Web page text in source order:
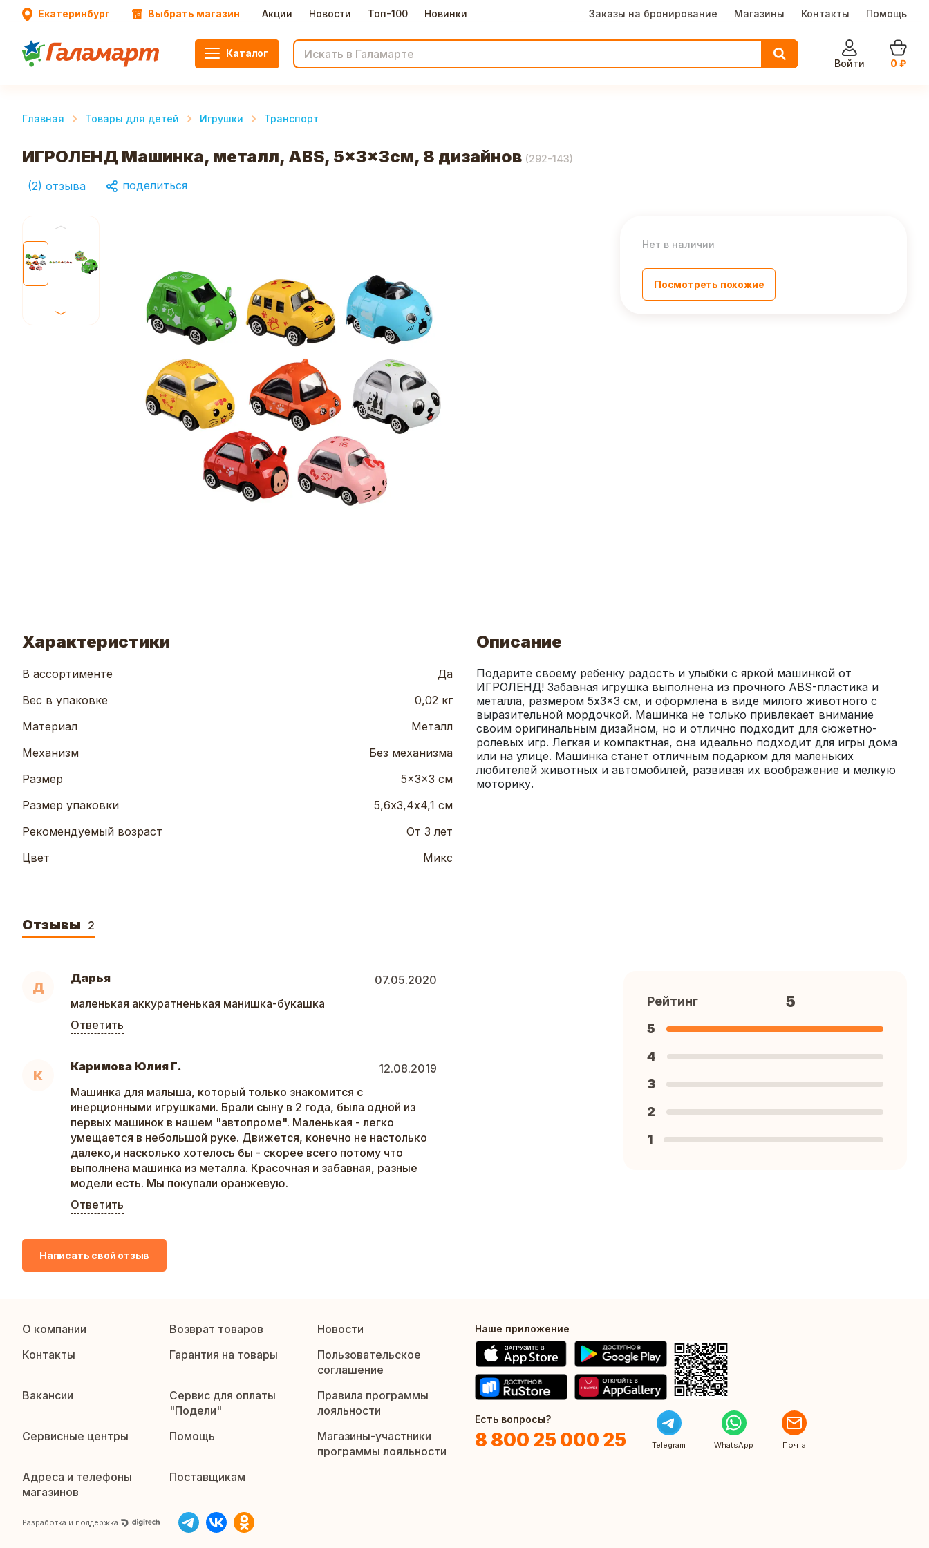
Екатеринбург Выбрать магазин Акции Новости Топ-100 Новинки Заказы на бронирование Магазины Контакты Помощь
Каталог
Войти
0 ₽
Главная Товары для детей Игрушки Транспорт
ИГРОЛЕНД Машинка, металл, ABS, 5x3x3см, 8 дизайнов (292-143)
(2) отзыва поделиться
Нет в наличии
Посмотреть похожие
Характеристики
В ассортименте
Да
Вес в упаковке
0,02 кг
Материал
Металл
Механизм
Без механизма
Размер
5x3x3 см
Размер упаковки
5,6х3,4х4,1 см
Рекомендуемый возраст
От 3 лет
Цвет
Микс
Описание
Подарите своему ребенку радость и улыбки с яркой машинкой от
ИГРОЛЕНД! Забавная игрушка выполнена из прочного ABS-пластика и
металла, размером 5x3x3 см, и оформлена в виде милого животного с
выразительной мордочкой. Машинка не только привлекает внимание
своим оригинальным дизайном, но и отлично подходит для сюжетно-
ролевых игр. Легкая и компактная, она идеально подходит для игры дома
или на улице. Машинка станет отличным подарком для маленьких
любителей животных и автомобилей, развивая их воображение и мелкую
моторику.
Отзывы 2
Д
Дарья
07.05.2020
маленькая аккуратненькая манишка-букашка
Ответить
К
Каримова Юлия Г.
12.08.2019
Машинка для малыша, который только знакомится с
инерционными игрушками. Брали сыну в 2 года, была одной из
первых машинок в нашем "автопроме". Маленькая - легко
умещается в небольшой руке. Движется, конечно не настолько
далеко,и насколько хотелось бы - скорее всего потому что
выполнена машинка из металла. Красочная и забавная, разные
модели есть. Мы покупали оранжевую.
Ответить
Рейтинг 5
5
4
3
2
1
Написать свой отзыв
О компании Возврат товаров
Новости
Контакты
Гарантия на товары
Пользовательское
соглашение
Вакансии
Сервис для оплаты
"Подели"
Правила программы
лояльности
Сервисные центры
Помощь
Магазины-участники
программы лояльности
Адреса и телефоны
магазинов
Поставщикам
Разработка и поддержка
Наше приложение
Есть вопросы?
8 800 25 000 25 Telegram WhatsApp Почта